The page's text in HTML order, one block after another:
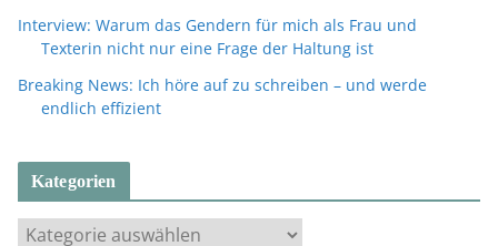
Interview: Warum das Gendern für mich als Frau und
Texterin nicht nur eine Frage der Haltung ist
Breaking News: Ich höre auf zu schreiben – und werde
endlich effizient
Kategorien